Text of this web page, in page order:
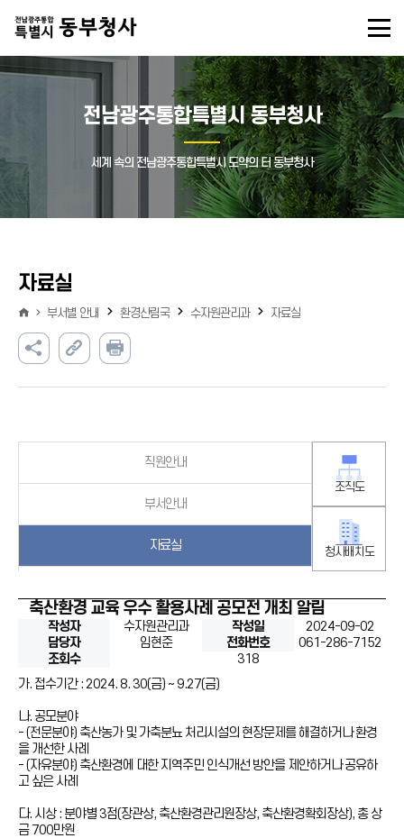
전남광주통합특별시 동부청사
세계 속의 전남광주통합특별시 도약의 터 동부청사
자료실
부서별 안내 환경산림국 수자원관리과 자료실
직원안내
부서안내
자료실
조직도
청사배치도
축산환경 교육 우수 활용사례 공모전 개최 알림
작성자 수자원관리과 작성일
2024-09-02
담당자
임현준 전화번호
061-286-7152
조회수
318
가. 접수기간 : 2024. 8. 30(금) ~ 9.27(금)
나. 공모분야
- (전문분야) 축산농가 및 가축분뇨 처리시설의 현장문제를 해결하거나 환경
을 개선한 사례
- (자유분야) 축산환경에 대한 지역주민 인식개선 방안을 제안하거나 공유하
고 싶은 사례
다. 시상 : 분야별 3점(장관상, 축산환경관리원장상, 축산환경확회장상), 총 상
금 700만원